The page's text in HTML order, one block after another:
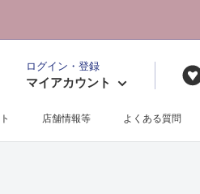
ログイン・登録
マイアカウント
店舗情報等 よくある質問